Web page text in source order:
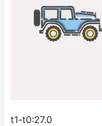
t1-t0:27.0